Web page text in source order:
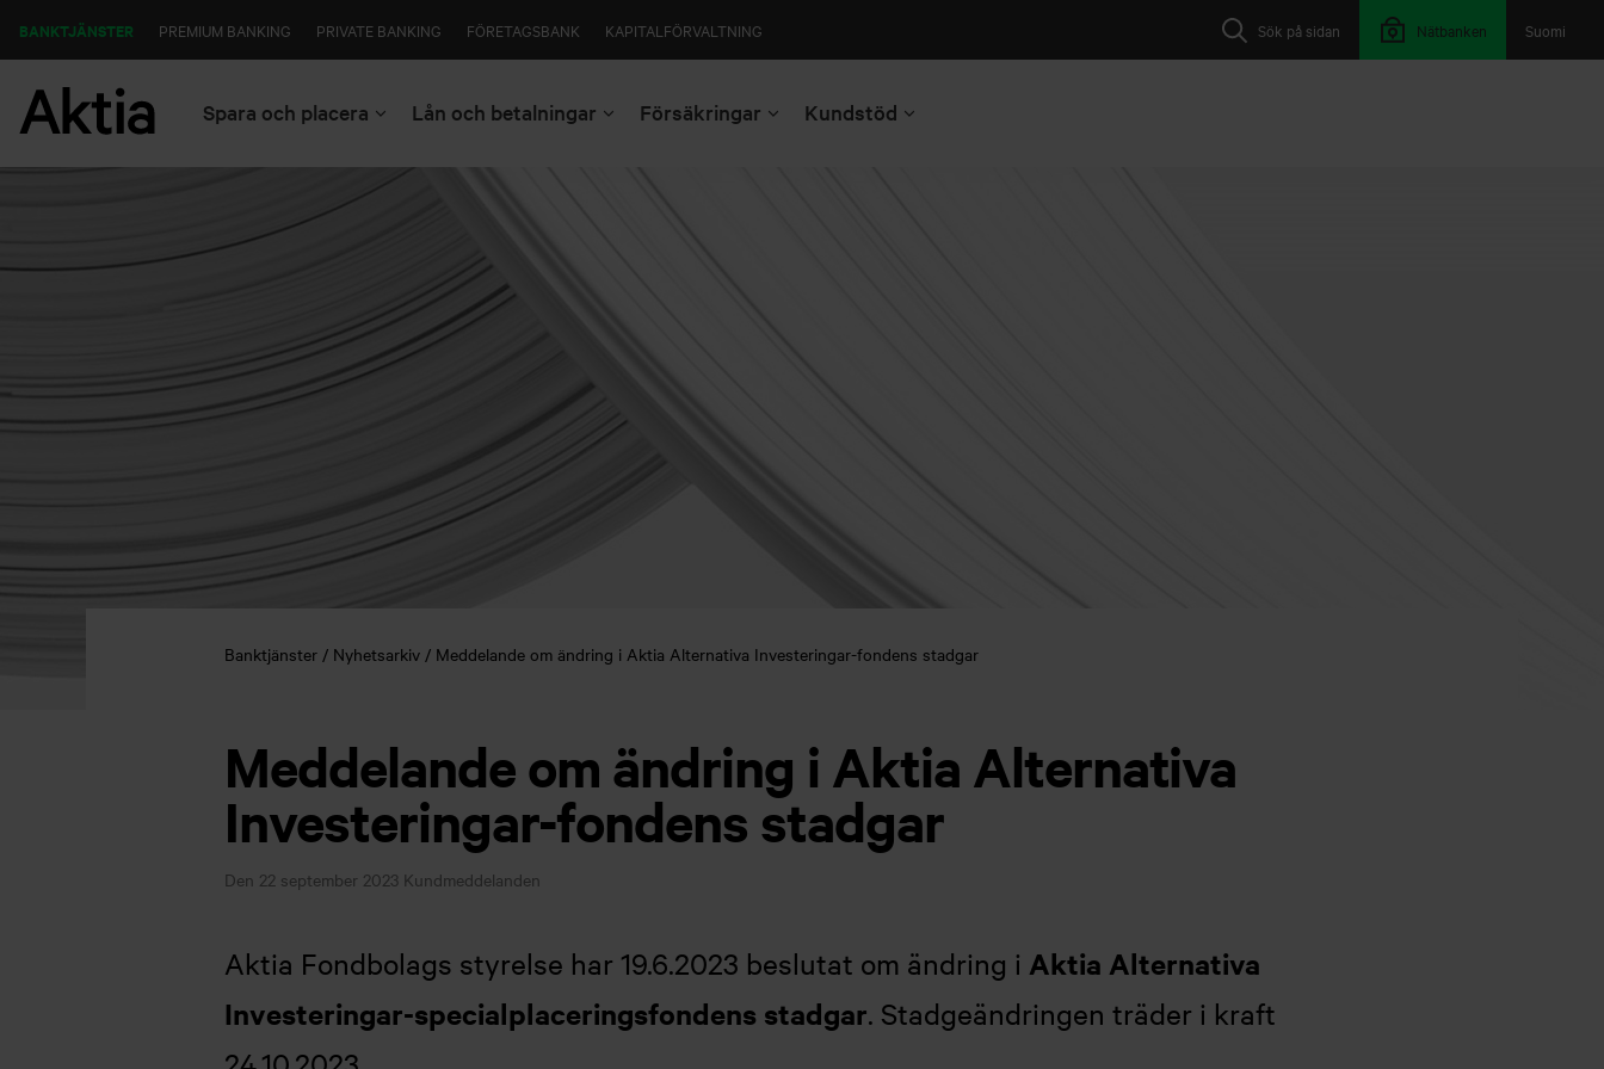
Suomi
Sök på sidan Nätbanken
BANKTJÄNSTER PREMIUM BANKING PRIVATE BANKING FÖRETAGSBANK KAPITALFÖRVALTNING
Spara och placera Lån och betalningar Försäkringar Kundstöd
Banktjänster Nyhetsarkiv Meddelande om ändring i Aktia Alternativa Investeringar-fondens stadgar
Meddelande om ändring i Aktia Alternativa
Investeringar-fondens stadgar
Den 22 september 2023 Kundmeddelanden
Aktia Fondbolags styrelse har 19.6.2023 beslutat om ändring i Aktia Alternativa
Investeringar-specialplaceringsfondens stadgar. Stadgeändringen träder i kraft